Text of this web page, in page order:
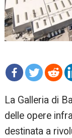
​La Galleria di
delle opere
destinata a